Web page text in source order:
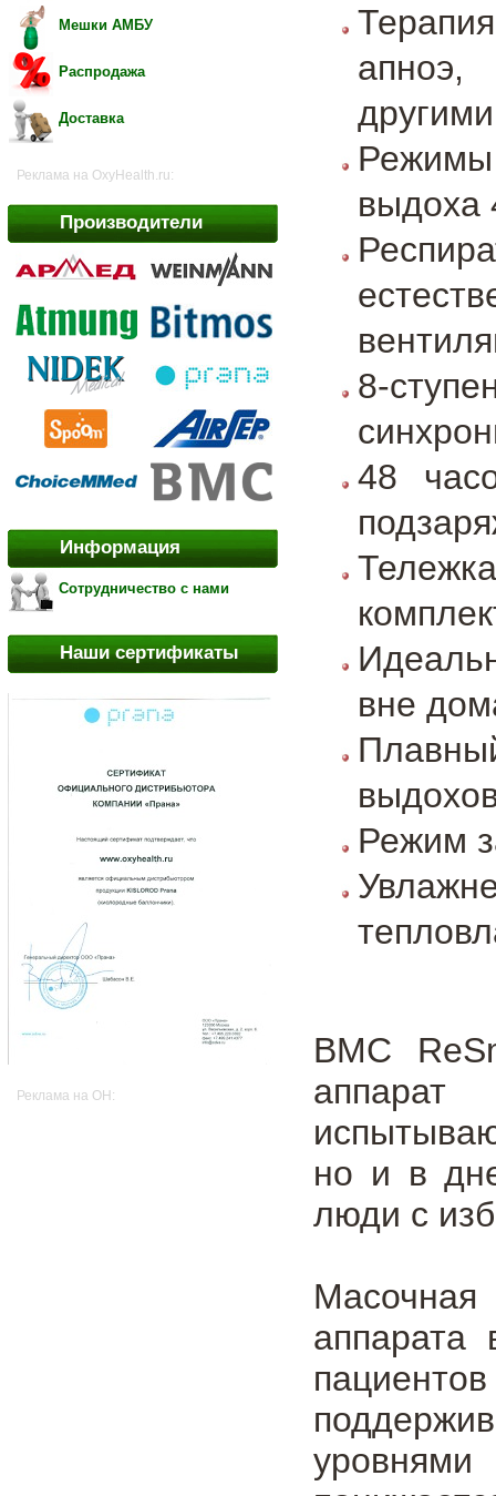
Мешки АМБУ
Распродажа
Доставка
Реклама на OxyHealth.ru:
Производители
Информация
Сотрудничество с нами
Наши сертификаты
Реклама на OH:
выдоха
8-
48
вне
Режим
BMC
но и в
люди с
Масочная
аппарата